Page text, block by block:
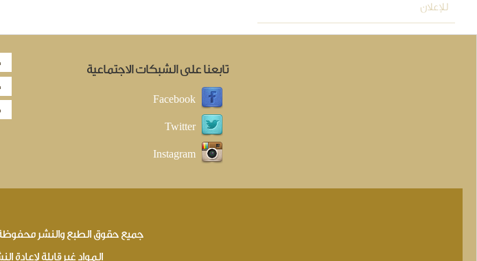
للإعلان
تابعنا على الشبكات الاجتماعية
Facebook
Twitter
Instagram
جميع حقوق الطبع والنشر محفوظة
المواد غير قابلة لإعادة